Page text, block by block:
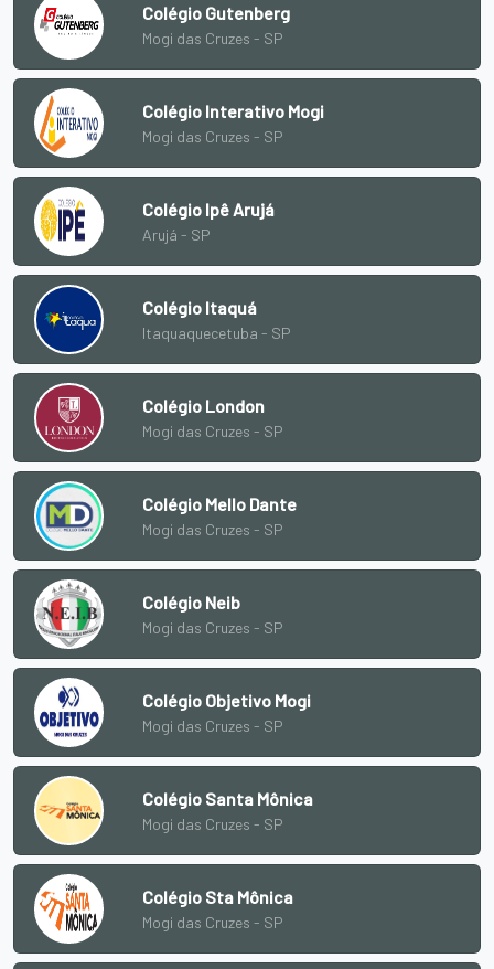
Colégio Gutenberg
Mogi das Cruzes - SP
Colégio Interativo Mogi
Mogi das Cruzes - SP
Colégio Ipê Arujá
Arujá - SP
Colégio Itaquá
Itaquaquecetuba - SP
Colégio London
Mogi das Cruzes - SP
Colégio Mello Dante
Mogi das Cruzes - SP
Colégio Neib
Mogi das Cruzes - SP
Colégio Objetivo Mogi
Mogi das Cruzes - SP
Colégio Santa Mônica
Mogi das Cruzes - SP
Colégio Sta Mônica
Mogi das Cruzes - SP